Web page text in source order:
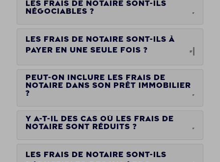
Les frais de notaire sont-ils
négociables ?
Les frais de notaire sont-ils à
payer en un
e seule fois ?
Peut-on in clure les frais de
nota ire dans son prêt immobilier
?
Y a-t-il des cas où les frais de
notaire sont réduits ?
Les frais de notaire sont-ils